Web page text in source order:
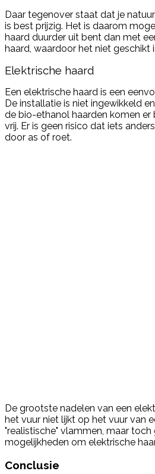
Daar tegenover staat dat je
is best prijzig. Het is daarom
haard duurder uit bent dan met
haard, waardoor het niet geschikt
Elektrische haard
Een elektrische haard is een
De installatie is niet ingewikkeld
de bio-ethanol haarden komen er
vrij. Er is geen risico dat iets
door as of roet.
De grootste nadelen van een
het vuur niet lijkt op het vuur van
"realistische" vlammen, maar
mogelijkheden om elektrische
Conclusie